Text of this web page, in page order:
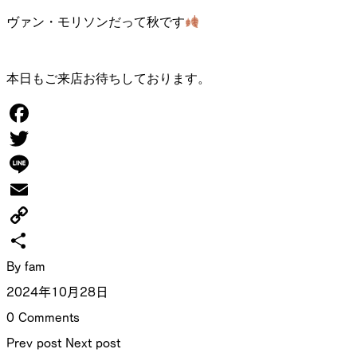
ヴァン・モリソンだって秋です
本日もご来店お待ちしております。
Facebook
Twitter
Line
Email
Copy
Link
共
有
By fam
2024年10月28日
0 Comments
Prev post Next post